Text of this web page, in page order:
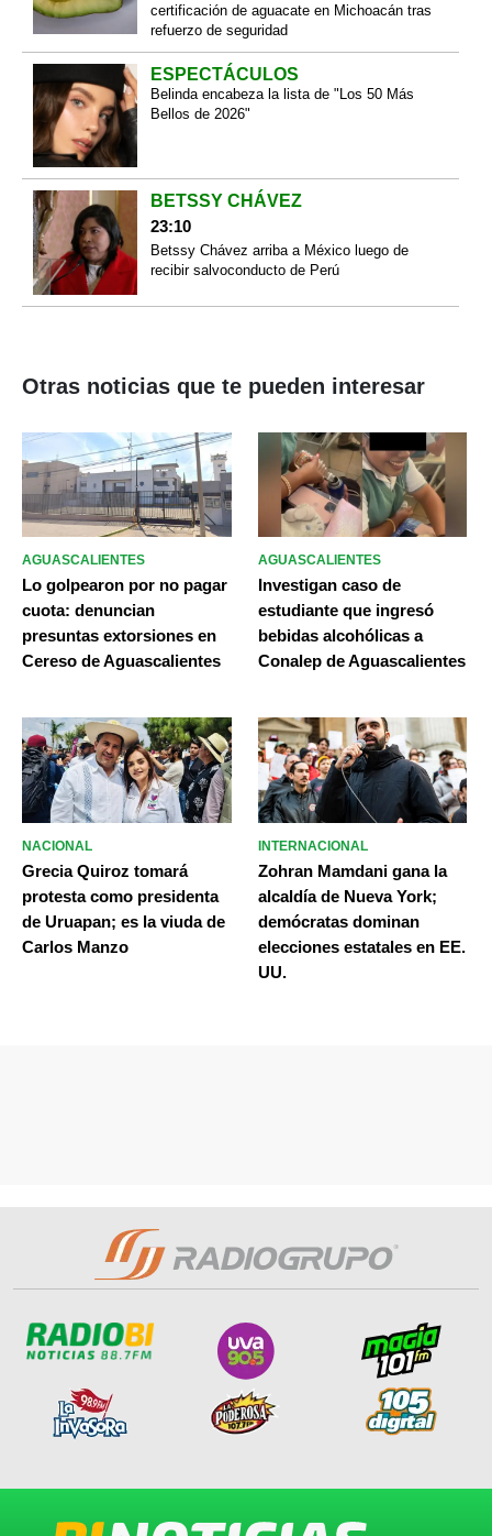
certificación de aguacate en Michoacán tras
refuerzo de seguridad
ESPECTÁCULOS
Belinda encabeza la lista de "Los 50 Más
Bellos de 2026"
BETSSY CHÁVEZ
23:10
Betssy Chávez arriba a México luego de
recibir salvoconducto de Perú
Otras noticias que te pueden interesar
AGUASCALIENTES
Lo golpearon por no pagar
cuota: denuncian
presuntas extorsiones en
Cereso de Aguascalientes
AGUASCALIENTES
Investigan caso de
estudiante que ingresó
bebidas alcohólicas a
Conalep de Aguascalientes
NACIONAL
Grecia Quiroz tomará
protesta como presidenta
de Uruapan; es la viuda de
Carlos Manzo
INTERNACIONAL
Zohran Mamdani gana la
alcaldía de Nueva York;
demócratas dominan
elecciones estatales en EE.
UU.